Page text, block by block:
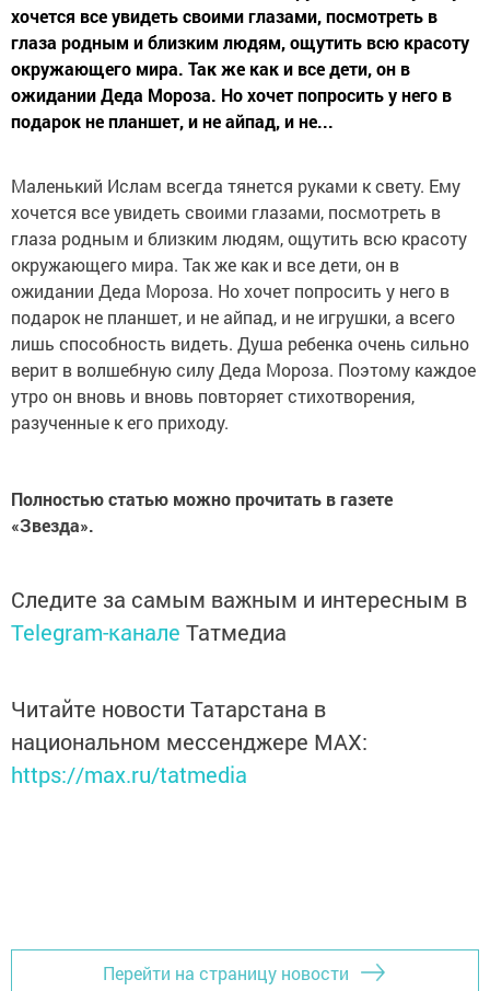
хочется все увидеть своими глазами, посмотреть в
глаза родным и близким людям, ощутить всю красоту
окружающего мира. Так же как и все дети, он в
ожидании Деда Мороза. Но хочет попросить у него в
подарок не планшет, и не айпад, и не...
Маленький Ислам всегда тянется руками к свету. Ему
хочется все увидеть своими глазами, посмотреть в
глаза родным и близким людям, ощутить всю красоту
окружающего мира. Так же как и все дети, он в
ожидании Деда Мороза. Но хочет попросить у него в
подарок не планшет, и не айпад, и не игрушки, а всего
лишь способность видеть. Душа ребенка очень сильно
верит в волшебную силу Деда Мороза. Поэтому каждое
утро он вновь и вновь повторяет стихотворения,
разученные к его приходу.
Полностью статью можно прочитать в газете
«Звезда».
Следите за самым важным и интересным в
Telegram-канале Татмедиа
Читайте новости Татарстана в
национальном мессенджере MАХ:
https://max.ru/tatmedia
Перейти на страницу новости